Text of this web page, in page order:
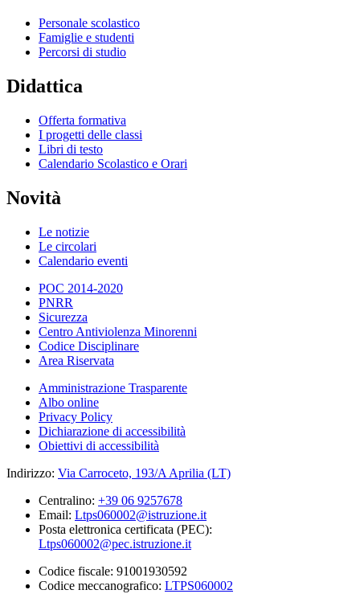
Personale scolastico
Famiglie e studenti
Percorsi di studio
Didattica
Offerta formativa
I progetti delle classi
Libri di testo
Calendario Scolastico e Orari
Novità
Le notizie
Le circolari
Calendario eventi
POC 2014-2020
PNRR
Sicurezza
Centro Antiviolenza Minorenni
Codice Disciplinare
Area Riservata
Amministrazione Trasparente
Albo online
Privacy Policy
Dichiarazione di accessibilità
Obiettivi di accessibilità
Indirizzo: Via Carroceto, 193/A Aprilia (LT)
Centralino: +39 06 9257678
Email: Ltps060002@istruzione.it
Posta elettronica certificata (PEC):
Ltps060002@pec.istruzione.it
Codice fiscale: 91001930592
Codice meccanografico: LTPS060002